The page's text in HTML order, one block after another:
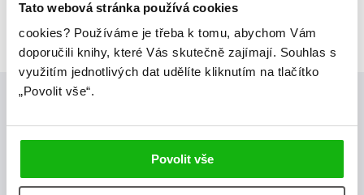
Tato webová stránka používá cookies
cookies? Používáme je třeba k tomu, abychom Vám
doporučili knihy, které Vás skutečně zajímají. Souhlas s
využitím jednotlivých dat udělíte kliknutím na tlačítko
„Povolit vše“.
Povolit vše